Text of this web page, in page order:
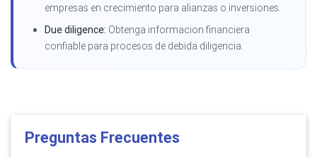
empresas en crecimiento para alianzas o inversiones.
Due diligence: Obtenga informacion financiera
confiable para procesos de debida diligencia.
Preguntas Frecuentes